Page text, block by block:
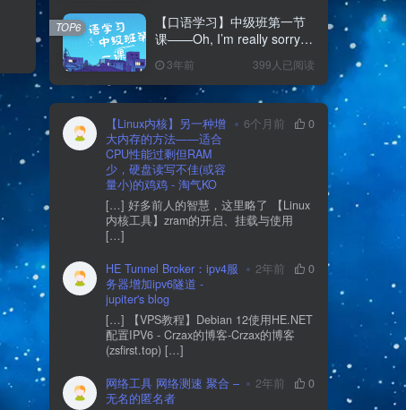
【口语学习】中级班第一节
课——Oh, I’m really sorry
3年前 399人已阅读
TOP6
【Linux内核】另一种增
大内存的方法——适合
CPU性能过剩但RAM
少，硬盘读写不佳(或容
量小)的鸡鸡 - 淘气KO
6个月前 0
[…] 好多前人的智慧，这里略了 【Linux
内核工具】zram的开启、挂载与使用
[…]
HE Tunnel Broker：ipv4服
务器增加ipv6隧道 -
jupiter's blog
2年前 0
[…] 【VPS教程】Debian 12使用HE.NET
配置IPV6 - Crzax的博客-Crzax的博客
(zsfirst.top) […]
网络工具 网络测速 聚合 –
无名的匿名者
2年前 0